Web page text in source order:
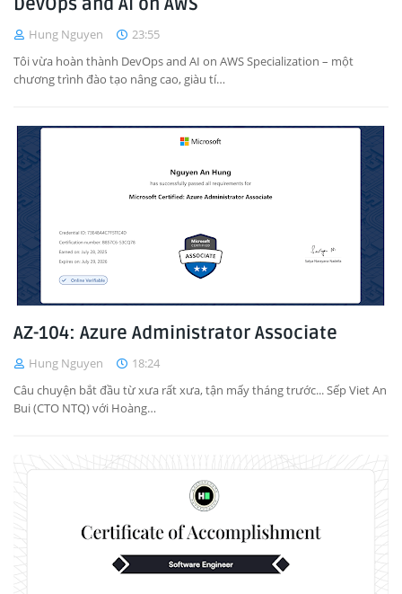
DevOps and AI on AWS
Hung Nguyen
23:55
Tôi vừa hoàn thành DevOps and AI on AWS Specialization – một
chương trình đào tạo nâng cao, giàu tí…
AZ-104: Azure Administrator Associate
Hung Nguyen
18:24
Câu chuyện bắt đầu từ xưa rất xưa, tận mấy tháng trước... Sếp Viet An
Bui (CTO NTQ) với Hoàng…